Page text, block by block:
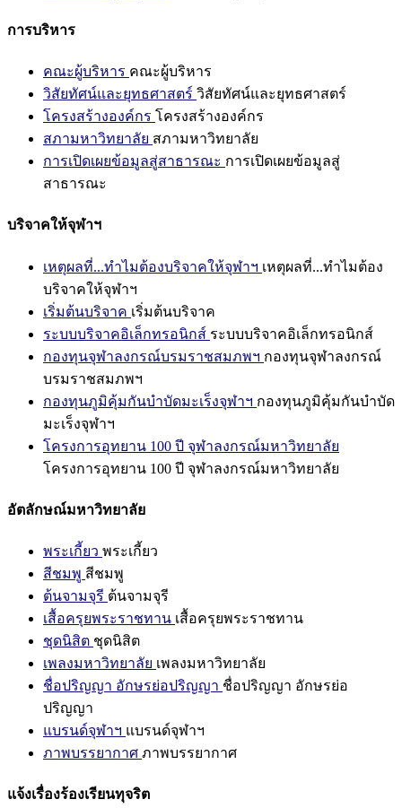
การบริหาร
คณะผู้บริหาร คณะผู้บริหาร
วิสัยทัศน์และยุทธศาสตร์ วิสัยทัศน์และยุทธศาสตร์
โครงสร้างองค์กร โครงสร้างองค์กร
สภามหาวิทยาลัย สภามหาวิทยาลัย
การเปิดเผยข้อมูลสู่สาธารณะ การเปิดเผยข้อมูลสู่
สาธารณะ
บริจาคให้จุฬาฯ
เหตุผลที่...ทำไมต้องบริจาคให้จุฬาฯ เหตุผลที่...ทำไมต้อง
บริจาคให้จุฬาฯ
เริ่มต้นบริจาค เริ่มต้นบริจาค
ระบบบริจาคอิเล็กทรอนิกส์ ระบบบริจาคอิเล็กทรอนิกส์
กองทุนจุฬาลงกรณ์บรมราชสมภพฯ กองทุนจุฬาลงกรณ์
บรมราชสมภพฯ
กองทุนภูมิคุ้มกันบำบัดมะเร็งจุฬาฯ กองทุนภูมิคุ้มกันบำบัด
มะเร็งจุฬาฯ
โครงการอุทยาน 100 ปี จุฬาลงกรณ์มหาวิทยาลัย
โครงการอุทยาน 100 ปี จุฬาลงกรณ์มหาวิทยาลัย
อัตลักษณ์มหาวิทยาลัย
พระเกี้ยว พระเกี้ยว
สีชมพู สีชมพู
ต้นจามจุรี ต้นจามจุรี
เสื้อครุยพระราชทาน เสื้อครุยพระราชทาน
ชุดนิสิต ชุดนิสิต
เพลงมหาวิทยาลัย เพลงมหาวิทยาลัย
ชื่อปริญญา อักษรย่อปริญญา ชื่อปริญญา อักษรย่อ
ปริญญา
แบรนด์จุฬาฯ แบรนด์จุฬาฯ
ภาพบรรยากาศ ภาพบรรยากาศ
แจ้งเรื่องร้องเรียนทุจริต